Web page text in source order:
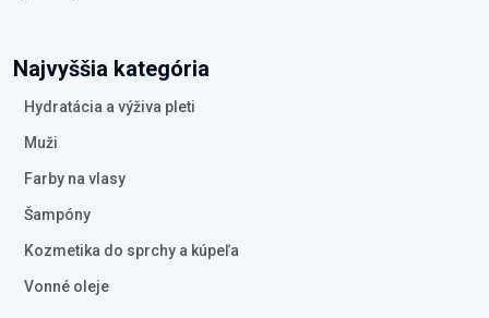
Najvyššia kategória
Hydratácia a výživa pleti
Muži
Farby na vlasy
Šampóny
Kozmetika do sprchy a kúpeľa
Vonné oleje